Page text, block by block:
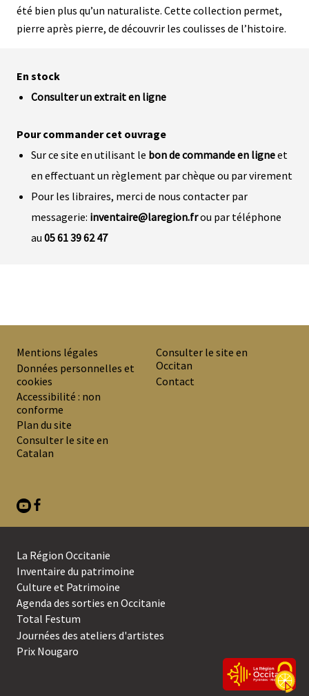
été bien plus qu’un naturaliste. Cette collection permet,
pierre après pierre, de découvrir les coulisses de l’histoire.
En stock
Consulter un extrait en ligne
Pour commander cet ouvrage
Sur ce site en utilisant le bon de commande en ligneet
en effectuant un règlement par chèque ou par virement
Pour les libraires, merci de nous contacter par
messagerie: inventaire@laregion.frou par téléphone
au 05 61 39 62 47
PREMIER
MENU
DE
BAS
DE
Mentions légales
Données personnelles et
cookies
Accessibilité : non
conforme
Plan du site
Consulter le site en
Catalan
Consulter le site en
Occitan
Contact
SECOND
MENU
DE
BAS
DE
La Région Occitanie
Inventaire du patrimoine
Culture et Patrimoine
Agenda des sorties en Occitanie
Total Festum
Journées des ateliers d'artistes
Prix Nougaro